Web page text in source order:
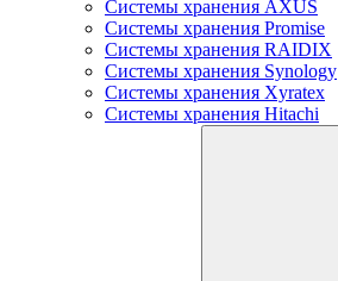
Системы хранения AXUS
Системы хранения Promise
Системы хранения RAIDIX
Системы хранения Synology
Системы хранения Xyratex
Системы хранения Hitachi